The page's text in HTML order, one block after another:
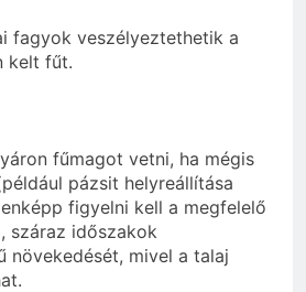
fagyok veszélyeztethetik a
kelt fűt.
fűmagot vetni, ha mégis
pázsit helyreállítása
figyelni kell a megfelelő
száraz időszakok
növekedését, mivel a talaj